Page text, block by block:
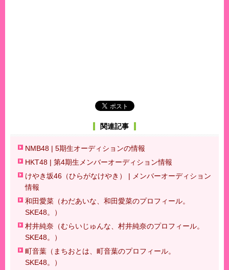
関連記事
NMB48 | 5期生オーディションの情報
HKT48 | 第4期生メンバーオーディション情報
けやき坂46（ひらがなけやき） | メンバーオーディション
情報
和田愛菜（わだあいな、和田愛菜のプロフィール。
SKE48。）
村井純奈（むらいじゅんな、村井純奈のプロフィール。
SKE48。）
町音葉（まちおとは、町音葉のプロフィール。
SKE48。）